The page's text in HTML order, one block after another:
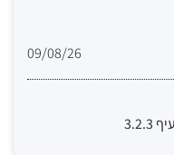
09/08/26